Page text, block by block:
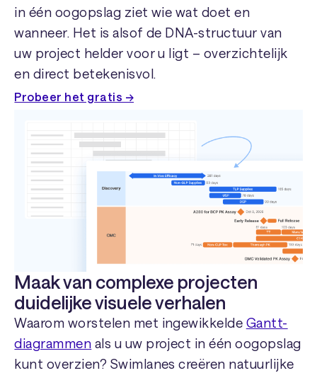
in één oogopslag ziet wie wat doet en
wanneer. Het is alsof de DNA-structuur van
uw project helder voor u ligt – overzichtelijk
en direct betekenisvol.
Probeer het gratis →
Maak van complexe projecten
duidelijke visuele verhalen
Waarom worstelen met ingewikkelde Gantt-
diagrammen als u uw project in één oogopslag
kunt overzien? Swimlanes creëren natuurlijke